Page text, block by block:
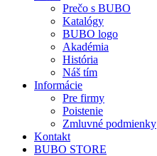
Prečo s BUBO
Katalógy
BUBO logo
Akadémia
História
Náš tím
Informácie
Pre firmy
Poistenie
Zmluvné podmienky
Kontakt
BUBO STORE